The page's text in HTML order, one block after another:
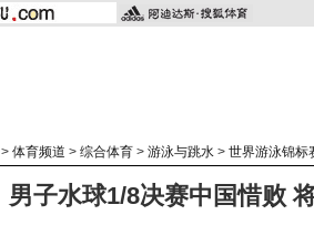
> 体育频道 > 综合体育 > 游泳与跳水 > 世界游泳锦标
男子水球1/8决赛中国惜败